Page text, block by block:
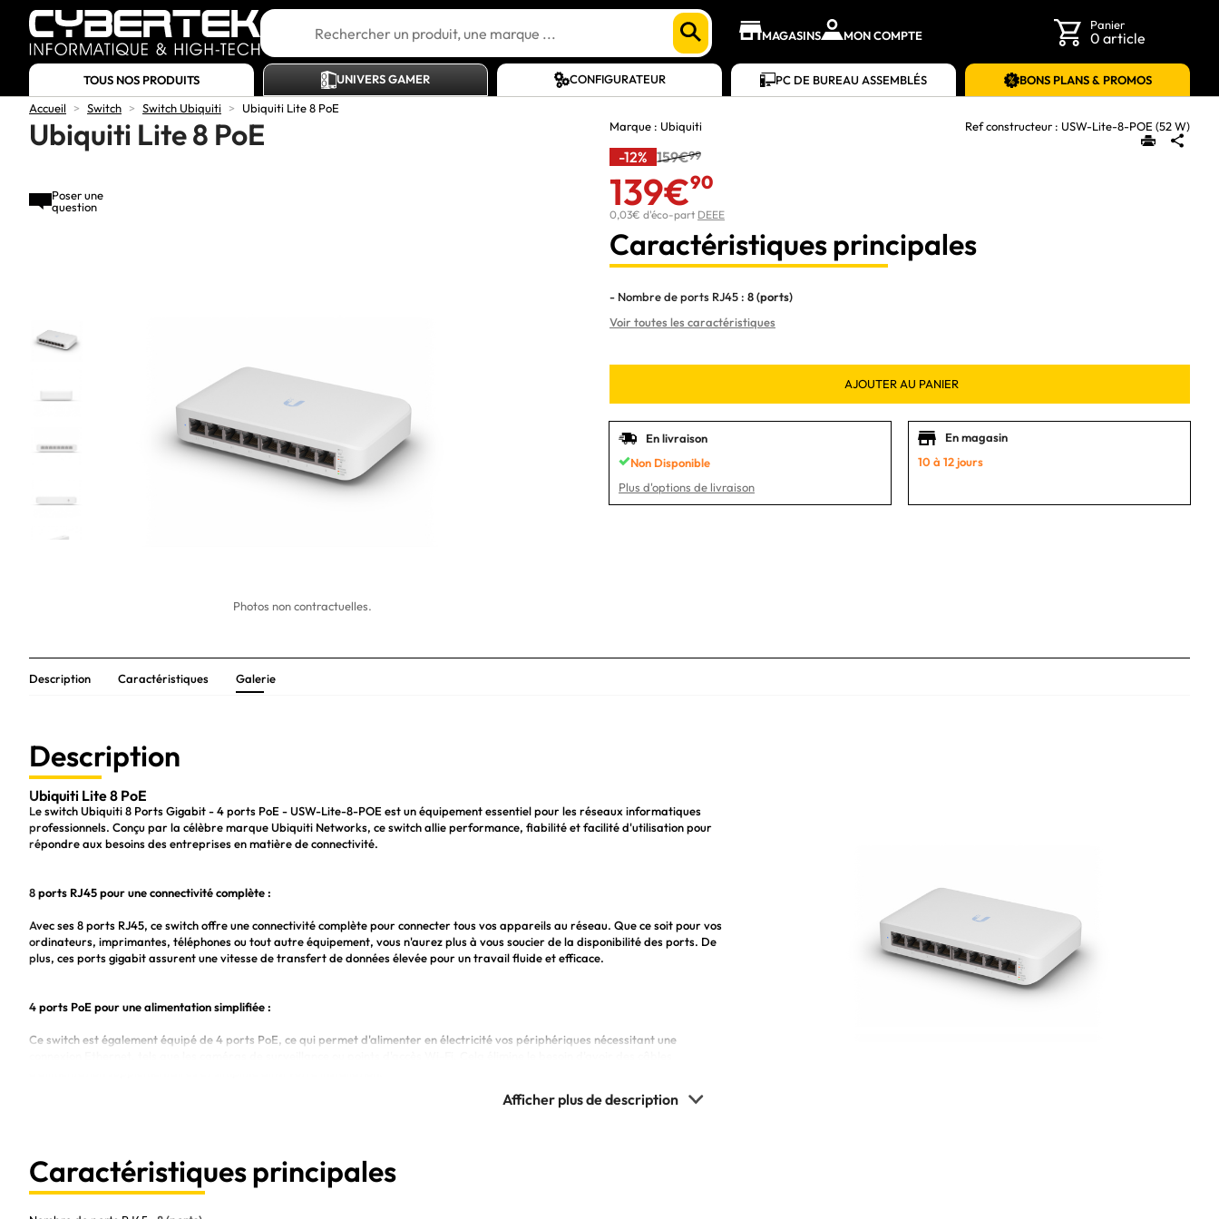
MAGASINS MON COMPTE
Panier
0 article
TOUS NOS PRODUITS UNIVERS GAMER CONFIGURATEUR PC DE BUREAU ASSEMBLÉS
BONS PLANS & PROMOS
Accueil
> Switch > Switch Ubiquiti > Ubiquiti Lite 8 PoE
Ubiquiti Lite 8 PoE
Poser une
question
Photos non contractuelles.
Marque : Ubiquiti Ref constructeur : USW-Lite-8-POE (52 W)
-12% 159€99
139€90
0,03€ d'éco-part DEEE
Caractéristiques principales
- Nombre de ports RJ45 : 8 (ports)
Voir toutes les caractéristiques
AJOUTER AU PANIER
En livraison
Non Disponible
Plus d'options de livraison
En magasin
10 à 12 jours
Description Caractéristiques Galerie
Description
Ubiquiti Lite 8 PoE
Le switch Ubiquiti 8 Ports Gigabit - 4 ports PoE - USW-Lite-8-POE est un équipement essentiel pour les réseaux informatiques
professionnels. Conçu par la célèbre marque Ubiquiti Networks, ce switch allie performance, fiabilité et facilité d'utilisation pour
répondre aux besoins des entreprises en matière de connectivité.
8 ports RJ45 pour une connectivité complète :
Avec ses 8 ports RJ45, ce switch offre une connectivité complète pour connecter tous vos appareils au réseau. Que ce soit pour vos
ordinateurs, imprimantes, téléphones ou tout autre équipement, vous n'aurez plus à vous soucier de la disponibilité des ports. De
plus, ces ports gigabit assurent une vitesse de transfert de données élevée pour un travail fluide et efficace.
4 ports PoE pour une alimentation simplifiée :
Ce switch est également équipé de 4 ports PoE, ce qui permet d'alimenter en électricité vos périphériques nécessitant une
vos paramètres réseau, créer des VLANs et surveiller les performances de vos appareils connectés. De plus, sa taille compacte lui
permet de s'intégrer facilement dans n'importe quel environnement.
Caractéristiques principales